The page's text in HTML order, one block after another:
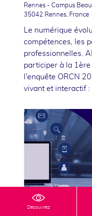
Rennes - Campus
35042 Rennes, France
Le numérique
compétences, les
professionnelles.
participer à la
l'enquête ORCN
vivant et interactif :
Decouvrez